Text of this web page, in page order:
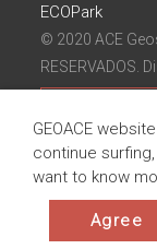
ECOPark
© 2020 ACE
RESERVADOS.
GEOACE
continue
want to know
Agree